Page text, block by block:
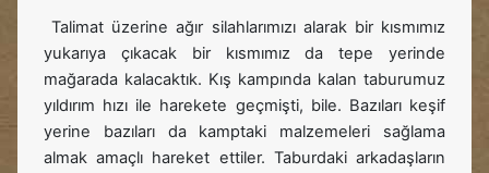
Talimat üzerine ağır silahlarımızı alarak bir kısmımız
yukarıya çıkacak bir kısmımız da tepe yerinde
mağarada kalacaktık. Kış kampında kalan taburumuz
yıldırım hızı ile harekete geçmişti, bile. Bazıları keşif
yerine bazıları da kamptaki malzemeleri sağlama
almak amaçlı hareket ettiler. Taburdaki arkadaşların